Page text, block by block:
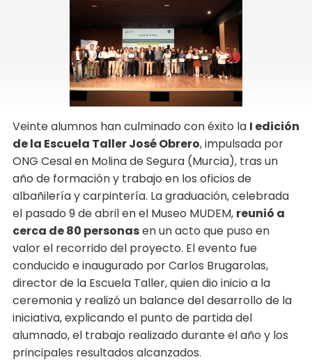
Veinte alumnos han culminado con éxito la I edición
de la Escuela Taller José Obrero, impulsada por
ONG Cesal en Molina de Segura (Murcia), tras un
año de formación y trabajo en los oficios de
albañilería y carpintería. La graduación, celebrada
el pasado 9 de abril en el Museo MUDEM, reunió a
cerca de 80 personasen un acto que puso en
valor el recorrido del proyecto. El evento fue
conducido e inaugurado por Carlos Brugarolas,
director de la Escuela Taller, quien dio inicio a la
ceremonia y realizó un balance del desarrollo de la
iniciativa, explicando el punto de partida del
alumnado, el trabajo realizado durante el año y los
principales resultados alcanzados.